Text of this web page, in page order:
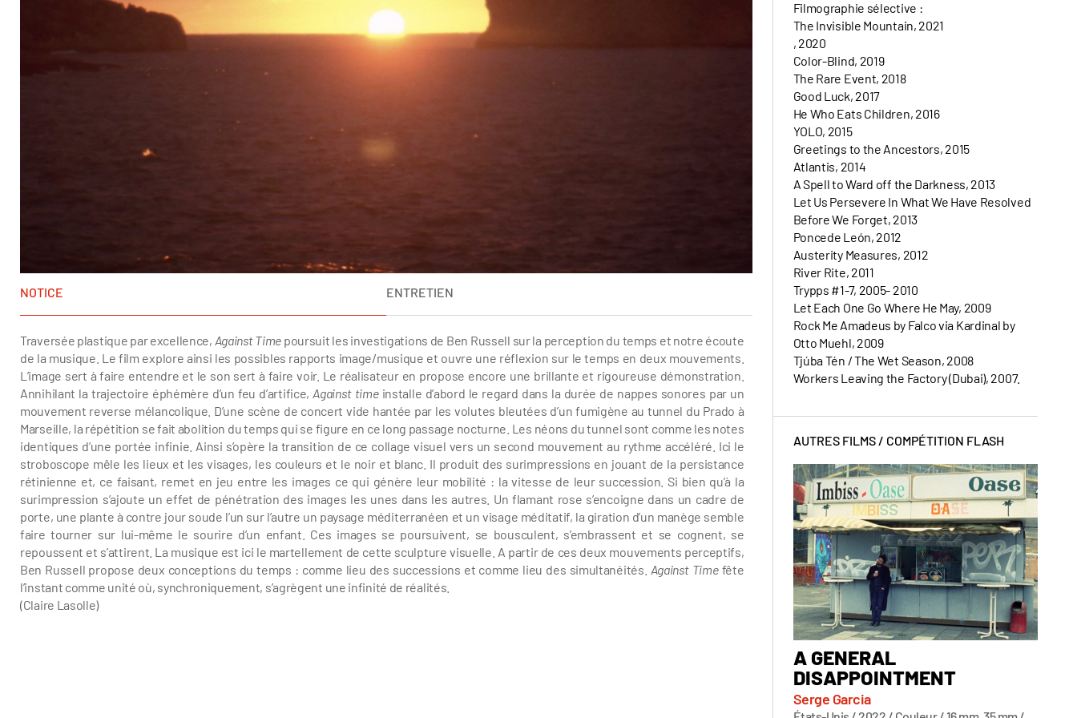
NOTICE ENTRETIEN
Traversée plastique par excellence, Against Time poursuit les investigations de Ben Russell sur la perception du temps et notre écoute
de la musique. Le film explore ainsi les possibles rapports image/musique et ouvre une réflexion sur le temps en deux mouvements.
L’image sert à faire entendre et le son sert à faire voir. Le réalisateur en propose encore une brillante et rigoureuse démonstration.
Annihilant la trajectoire éphémère d’un feu d’artifice, Against timeinstalle d’abord le regard dans la durée de nappes sonores par un
mouvement reverse mélancolique. D’une scène de concert vide hantée par les volutes bleutées d’un fumigène au tunnel du Prado à
Marseille, la répétition se fait abolition du temps qui se figure en ce long passage nocturne. Les néons du tunnel sont comme les notes
identiques d’une portée infinie. Ainsi s’opère la transition de ce collage visuel vers un second mouvement au rythme accéléré. Ici le
stroboscope mêle les lieux et les visages, les couleurs et le noir et blanc. Il produit des surimpressions en jouant de la persistance
rétinienne et, ce faisant, remet en jeu entre les images ce qui génère leur mobilité : la vitesse de leur succession. Si bien qu’à la
surimpression s’ajoute un effet de pénétration des images les unes dans les autres. Un flamant rose s’encoigne dans un cadre de
porte, une plante à contre jour soude l’un sur l’autre un paysage méditerranéen et un visage méditatif, la giration d’un manège semble
faire tourner sur lui-même le sourire d’un enfant. Ces images se poursuivent, se bousculent, s’embrassent et se cognent, se
repoussent et s’attirent. La musique est ici le martellement de cette sculpture visuelle. A partir de ces deux mouvements perceptifs,
Ben Russell propose deux conceptions du temps : comme lieu des successions et comme lieu des simultanéités. Against Timefête
l’instant comme unité où, synchroniquement, s’agrègent une infinité de réalités.
(Claire Lasolle)
Filmographie sélective :
The Invisible Mountain, 2021
, 2020
Color-Blind, 2019
The Rare Event, 2018
Good Luck, 2017
He Who Eats Children, 2016
YOLO, 2015
Greetings to the Ancestors, 2015
Atlantis, 2014
A Spell to Ward off the Darkness, 2013
Let Us Persevere In What We Have Resolved
Before We Forget, 2013
Poncede León, 2012
Austerity Measures, 2012
River Rite, 2011
Trypps #1-7, 2005- 2010
Let Each One Go Where He May, 2009
Rock Me Amadeus by Falco via Kardinal by
Otto Muehl, 2009
Tjúba Tén / The Wet Season, 2008
Workers Leaving the Factory (Dubai), 2007.
AUTRES FILMS / COMPÉTITION FLASH
A GENERAL
DISAPPOINTMENT
Serge Garcia